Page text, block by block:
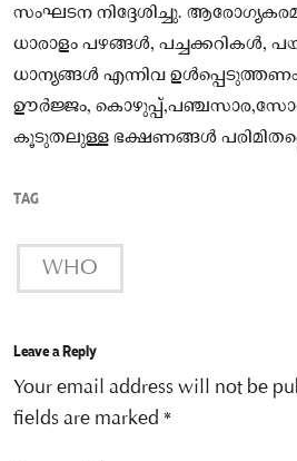
സംഘടന നിദ്ദേശിച്ചു.
ധാരാളം പഴങ്ങൾ, പച്ചക്കറികൾ,
ധാന്യങ്ങൾ എന്നിവ
ഊർജ്ജം,
കൂടുതലുള്ള ഭക്ഷണങ്ങൾ
TAG
WHO
Leave a Reply
Your email address will not be
fields are marked *